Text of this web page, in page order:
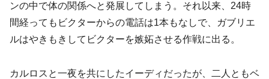
ンの中で体の関係へと発展してしまう。それ以来、24時
間経ってもビクターからの電話は1本もなしで、ガブリエ
ルはやきもきしてビクターを嫉妬させる作戦に出る。
カルロスと一夜を共にしたイーディだったが、二人ともベ